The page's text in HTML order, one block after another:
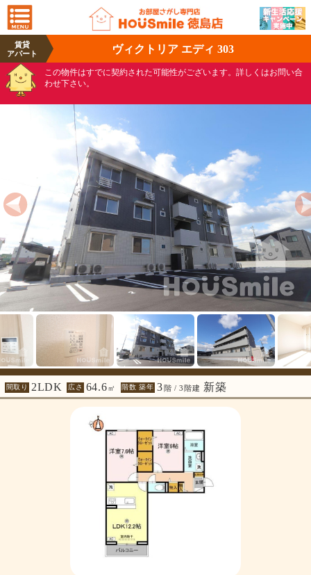
賃貸
アパート
ヴィクトリア エディ 303
この物件はすでに契約された可能性がございます。詳しくはお問い合
わせ下さい。
間取り 2LDK 広さ 64.6㎡ 階数 築年 3階 / 3階建 新築